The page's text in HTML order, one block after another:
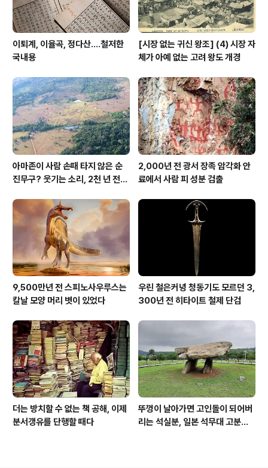
이퇴계, 이율곡, 정다산....철저한
국내용
[시장 없는 귀신 왕조] (4) 시장 자
체가 아예 없는 고려 왕도 개경
아마존이 사람 손때 타지 않은 순
진무구? 웃기는 소리, 2천 년 전에
2,000년 전 광서 장족 암각화 안
료에서 사람 피 성분 검출
9,500만년 전 스피노사우루스는
칼날 모양 머리 볏이 있었다
우린 철은커녕 청동기도 모르던 3,
300년 전 히타이트 철제 단검
더는 방치할 수 없는 책 공해, 이제
분서갱유를 단행할 때다
뚜껑이 날아가면 고인돌이 되어버
리는 석실분, 일본 석무대 고분의